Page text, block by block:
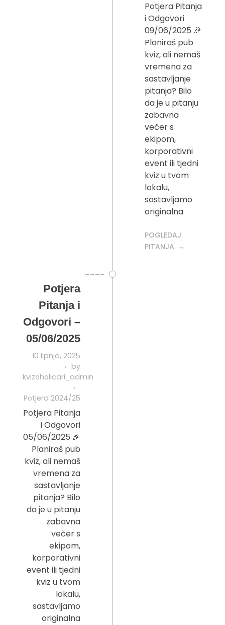
Potjera Pitanja
i Odgovori
09/06/2025 🎉
Planiraš pub
kviz, ali nemaš
vremena za
sastavljanje
pitanja? Bilo
da je u pitanju
zabavna
večer s
ekipom,
korporativni
event ili tjedni
kviz u tvom
lokalu,
sastavljamo
originalna
POGLEDAJ
PITANJA
Potjera
Pitanja i
Odgovori –
05/06/2025
10 lipnja, 2025
by
kvizoholicari_admin
Potjera 2024/25
Potjera Pitanja
i Odgovori
05/06/2025 🎉
Planiraš pub
kviz, ali nemaš
vremena za
sastavljanje
pitanja? Bilo
da je u pitanju
zabavna
večer s
ekipom,
korporativni
event ili tjedni
kviz u tvom
lokalu,
sastavljamo
originalna